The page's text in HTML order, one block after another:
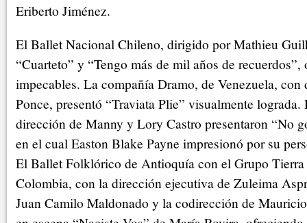
Eriberto Jiménez.
El Ballet Nacional Chileno, dirigido por Mathieu
“Cuarteto” y “Tengo más de mil años de recuerdos”,
impecables. La compañía Dramo, de Venezuela,
Ponce, presentó “Traviata Plie” visualmente
dirección de Manny y Lory Castro presentaron “No
en el cual Easton Blake Payne impresionó por su
El Ballet Folklórico de Antioquía con el Grupo
Colombia, con la dirección ejecutiva de Zuleima
Juan Camilo Maldonado y la codirección de